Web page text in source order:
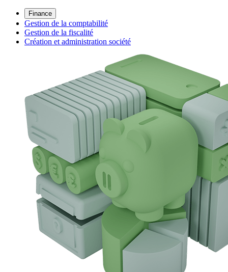
Finance
Gestion de la comptabilité
Gestion de la fiscalité
Création et administration société